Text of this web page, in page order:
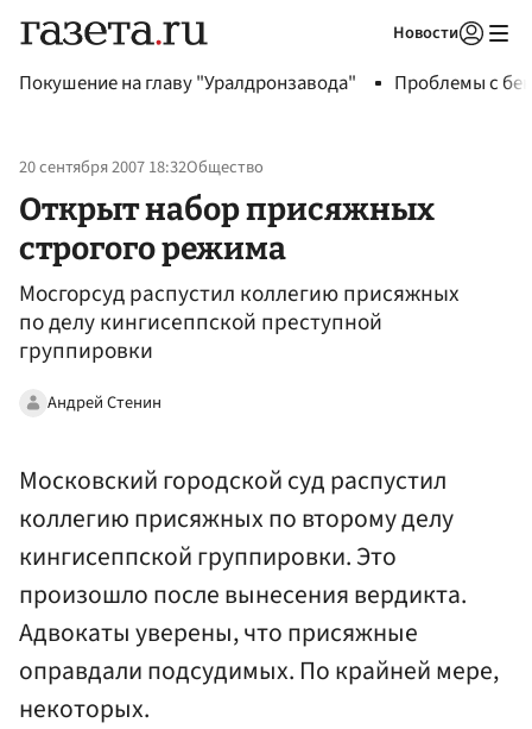
Новости
Покушение на главу "Уралдронзавода" Проблемы с
20 сентября 2007 18:32Общество
Открыт набор присяжных
строгого режима
Мосгорсуд распустил коллегию присяжных
по делу кингисеппской преступной
группировки
Андрей Стенин
Московский городской суд распустил
коллегию присяжных по второму делу
кингисеппской группировки. Это
произошло после вынесения вердикта.
Адвокаты уверены, что присяжные
оправдали подсудимых. По крайней мере,
некоторых.